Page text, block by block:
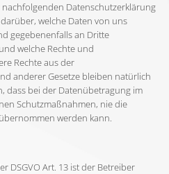
Datenschutzerklärung
welche Daten von uns
gegebenenfalls an Dritte
welche Rechte und
Rechte aus der
anderer Gesetze bleiben natürlich
dass bei der Datenübetragung im
Schutzmaßnahmen, nie die
werden kann.
DSGVO Art. 13 ist der Betreiber